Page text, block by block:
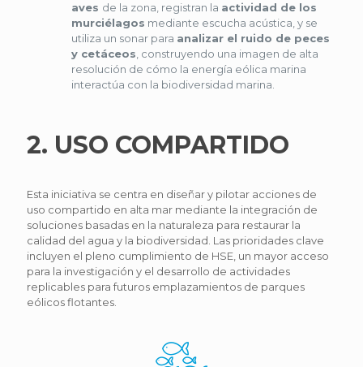
aves de la zona, registran la actividad de los
murciélagos mediante escucha acústica, y se
utiliza un sonar para analizar el ruido de peces
y cetáceos, construyendo una imagen de alta
resolución de cómo la energía eólica marina
interactúa con la biodiversidad marina.
2. USO COMPARTIDO
Esta iniciativa se centra en diseñar y pilotar acciones de
uso compartido en alta mar mediante la integración de
soluciones basadas en la naturaleza para restaurar la
calidad del agua y la biodiversidad. Las prioridades clave
incluyen el pleno cumplimiento de HSE, un mayor acceso
para la investigación y el desarrollo de actividades
replicables para futuros emplazamientos de parques
eólicos flotantes.